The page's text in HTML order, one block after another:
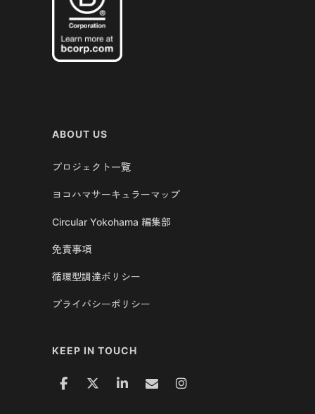
ABOUT US
プロジェクト一覧
ヨコハマサーキュラーマップ
Circular Yokohama 編集部
免責事項
循環型調達ポリシー
プライバシーポリシー
KEEP IN TOUCH